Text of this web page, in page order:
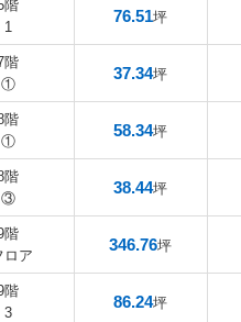
階
1
76.51坪
階
①
37.34坪
階
①
58.34坪
階
③
38.44坪
階
ロア
346.76坪
階
3
86.24坪